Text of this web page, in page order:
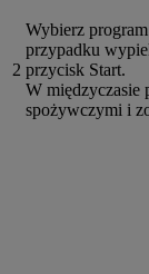
2
Wybierz
przypadku
przycisk Start.
W międzyczasie
spożywczymi i